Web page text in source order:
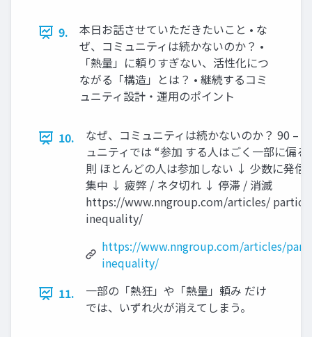
9.
本日お話させていただきたいこと • な
ぜ、コミュニティは続かないのか？ •
「熱量」に頼りすぎない、活性化につ
ながる「構造」とは？ • 継続するコミ
ュニティ設計・運用のポイント
10.
なぜ、コミュニティは続かないのか？ 90 – 9
ュニティでは “参加 する人はごく一部に偏る
則 ほとんどの人は参加しない ↓ 少数に発信
集中 ↓ 疲弊 / ネタ切れ ↓ 停滞 / 消滅
https://www.nngroup.com/articles/
inequality/
https://www.nngroup.com/articles/
inequality/
11.
一部の「熱狂」や「熱量」頼み だけ
では、いずれ火が消えてしまう。